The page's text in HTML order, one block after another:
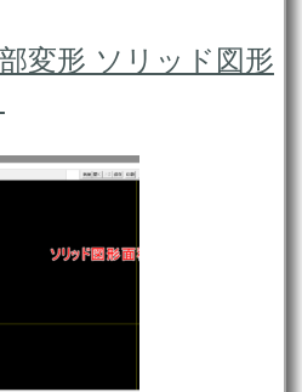
変形 ソリッド図形